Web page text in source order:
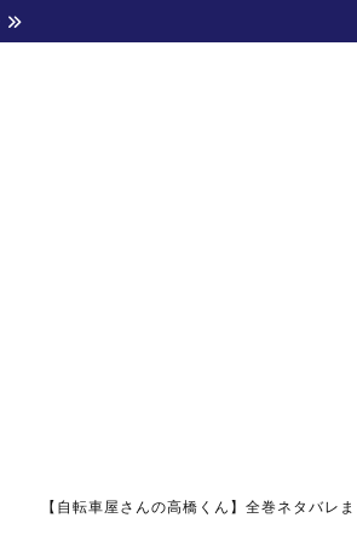
【自転車屋さんの高橋くん】全巻ネタバレ